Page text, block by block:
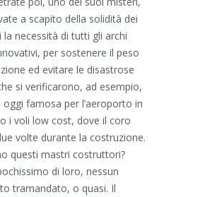
a scapito della solidità dei
la necessità di tutti gli archi
per sostenere il peso
ed evitare le disastrose
si verificarono, ad esempio,
oggi famosa per l’aeroporto in
i voli low cost, dove il coro
volte durante la costruzione.
questi mastri costruttori?
di loro, nessun
tramandato, o quasi. Il